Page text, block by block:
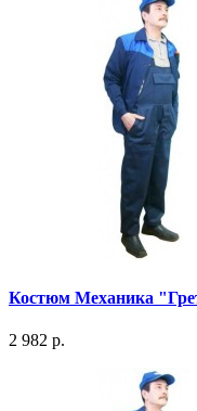
Костюм Механика
2 982 р.